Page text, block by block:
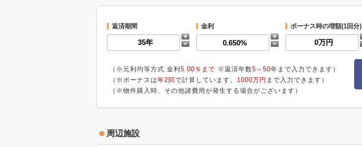
返済期間 金利 ボーナス時の増額(1回分)
（※元利均等方式 金利 5.00％まで ※返済年数5～50年まで入力できます）
（※ボーナスは年2回 で計算しています。 1000万円 まで入力できます）
（※物件購入時、その他諸費用が発生する場合がございます）
周辺施設